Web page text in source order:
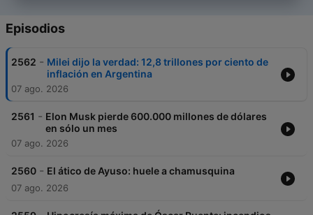
Episodios
2562 - Milei dijo la verdad: 12,8 trillones por ciento de
inflación en Argentina
07 ago. 2026
2561 - Elon Musk pierde 600.000 millones de dólares
en sólo un mes
07 ago. 2026
2560 - El ático de Ayuso: huele a chamusquina
07 ago. 2026